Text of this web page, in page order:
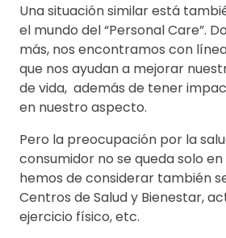
Una situación similar está
el mundo del “Personal Care”.
más, nos encontramos con
que nos ayudan a mejorar
de vida, además de tener
en nuestro aspecto.
Pero la preocupación por la
consumidor no se queda solo
hemos de considerar también
Centros de Salud y Bienestar,
ejercicio físico, etc.